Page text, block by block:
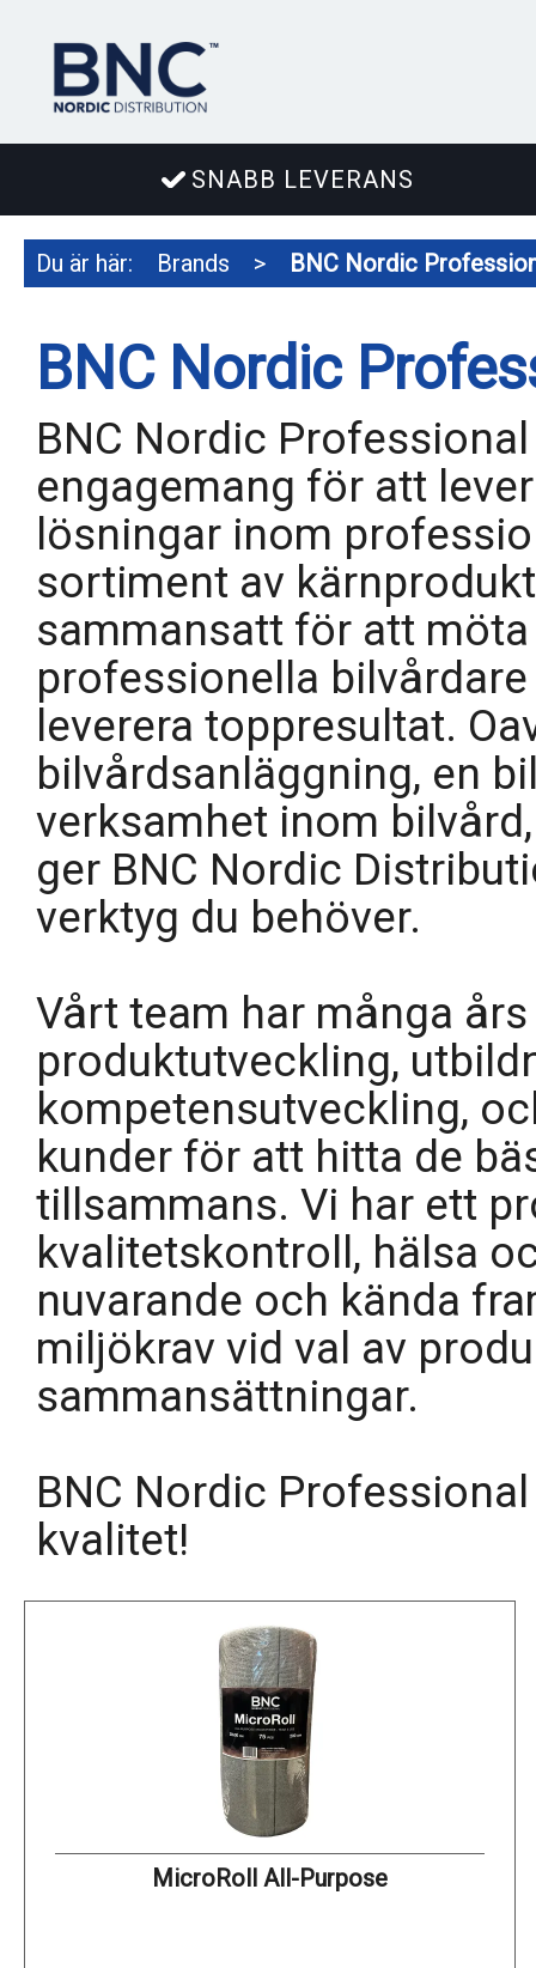
SNABB LEVERANS
Du är här: Brands > BNC Nordic
BNC Nordic
BNC Nordic
engagemang för att
lösningar inom
sortiment av
sammansatt för att
professionella
leverera toppresultat.
bilvårdsanläggning, en
verksamhet inom
ger BNC Nordic
verktyg du behöver.
Vårt team har många
produktutveckling,
kompetensutveckling,
kunder för att hitta de
tillsammans. Vi har ett
kvalitetskontroll, hälsa
nuvarande och kända
miljökrav vid val av
sammansättningar.
BNC Nordic
kvalitet!
MicroRoll All-Purpose